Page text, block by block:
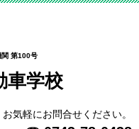
関 第100号
車学校
お気軽にお問合せください。